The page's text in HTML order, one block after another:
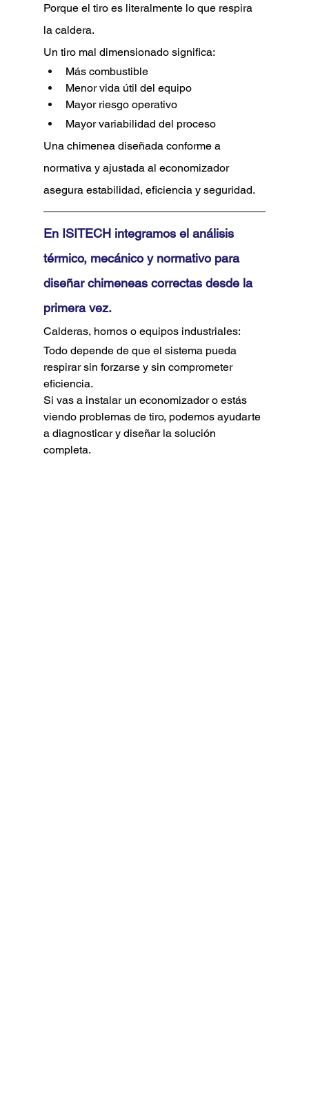
Porque el tiro es literalmente lo que respira
la caldera.
Un tiro mal dimensionado significa:
Más combustible
Menor vida útil del equipo
Mayor riesgo operativo
Mayor variabilidad del proceso
Una chimenea diseñada conforme a
normativa y ajustada al economizador
asegura estabilidad, eficiencia y seguridad.
En ISITECH integramos el análisis
térmico, mecánico y normativo para
diseñar chimeneas correctas desde la
primera vez.
Calderas, hornos o equipos industriales:
Todo depende de que el sistema pueda
respirar sin forzarse y sin comprometer
eficiencia.
Si vas a instalar un economizador o estás
viendo problemas de tiro, podemos ayudarte
a diagnosticar y diseñar la solución
completa.